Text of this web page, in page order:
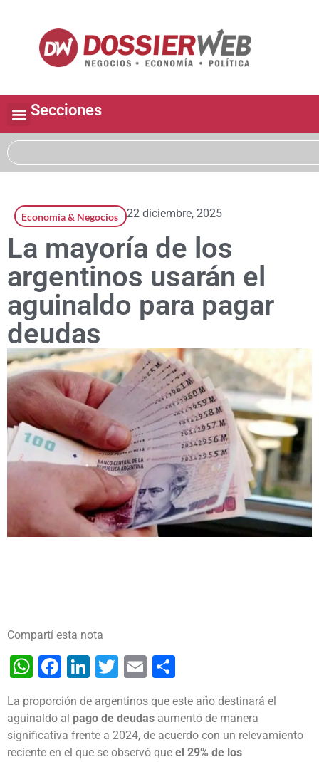
Secciones
Economía & Negocios 22 diciembre, 2025
La mayoría de los
argentinos usarán el
aguinaldo para pagar
deudas
Compartí esta nota
WhatsApp
Facebook
LinkedIn
Twitter
Email
La proporción de argentinos que este año destinará el
aguinaldo al pago de deudas aumentó de manera
significativa frente a 2024, de acuerdo con un relevamiento
reciente en el que se observó que el 29% de los